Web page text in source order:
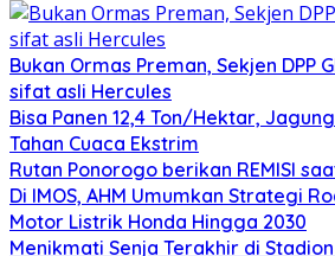
Bukan Ormas Preman, Sekjen DPP
sifat asli Hercules
Bisa Panen 12,4 Ton/Hektar,
Tahan Cuaca Ekstrim
Rutan Ponorogo berikan REMISI
Di IMOS, AHM Umumkan Strategi
Motor Listrik Honda Hingga 2030
Menikmati Senja Terakhir di